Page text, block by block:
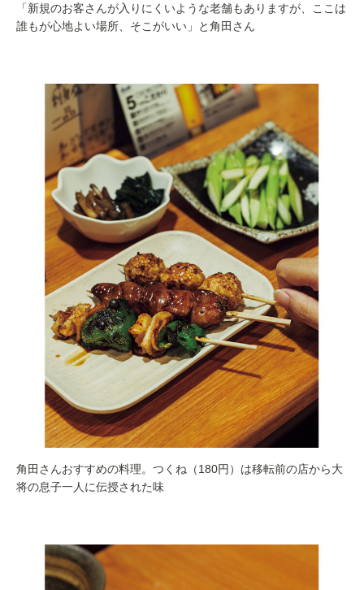
「新規のお客さんが入りにくいような老舗もありますが、ここは
誰もが心地よい場所、そこがいい」と角田さん
角田さんおすすめの料理。つくね（180円）は移転前の店から大
将の息子一人に伝授された味